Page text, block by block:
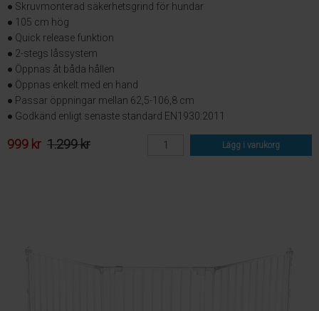
● Skruvmonterad säkerhetsgrind för hundar
● 105 cm hög
● Quick release funktion
● 2-stegs låssystem
● Öppnas åt båda hållen
● Öppnas enkelt med en hand
● Passar öppningar mellan 62,5-106,8 cm
● Godkänd enligt senaste standard EN1930:2011
999 kr 1.299 kr Lägg i varukorg